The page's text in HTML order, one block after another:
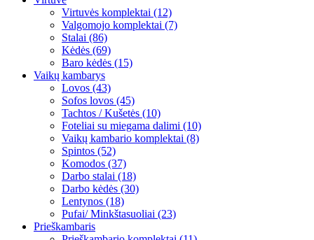
Virtuvės komplektai (12)
Valgomojo komplektai (7)
Stalai (86)
Kėdės (69)
Baro kėdės (15)
Vaikų kambarys
Lovos (43)
Sofos lovos (45)
Tachtos / Kušetės (10)
Foteliai su miegama dalimi (10)
Vaikų kambario komplektai (8)
Spintos (52)
Komodos (37)
Darbo stalai (18)
Darbo kėdės (30)
Lentynos (18)
Pufai/ Minkštasuoliai (23)
Prieškambaris